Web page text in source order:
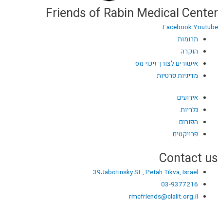
Friends of Rabin Medical Center
FacebookYoutube
תרומות
הוקרה
אישורים לצורך זיכוי מס
מדיניות פרטיות
אירועים
גלריות
הפורום
פרויקטים
Contact us
39Jabotinsky St., Petah Tikva, Israel
03-9377216
rmcfriends@clalit.org.il